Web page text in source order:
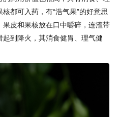
都可入药，有“浩气果”的好意思
皮和果核放在口中嚼碎，连渣带
到降火，其消食健胃、理气健